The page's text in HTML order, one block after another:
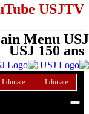
Menu USJ
I donate I donate
USJTV
USJ 150 ans